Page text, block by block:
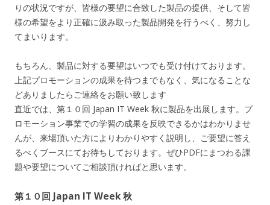
りの状況ですが、皆様の要望に合致した製品の提供、そして皆
様の希望をより正確に汲み取った製品開発を行うべく、努力し
てまいります。
もちろん、製品に対する要望はいつでも受け付けております。
上記プロモーションの成果を待つまでもなく、気になることな
どありましたらご連絡をお願い致します
直近では、第１０回 Japan IT Week 秋に製品を出展します。プ
ロモーション事業での学習の成果を反映できるかはわかりませ
んが、来場頂いた方によりわかりやすく説明し、ご要望に答え
るべくブースにてお待ちしております。ぜひPDFにまつわる課
題や要望についてご相談頂ければと思います。
第１０回 Japan IT Week 秋